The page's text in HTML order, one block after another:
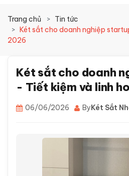
Trang chủ
Tin tức
Két sắt cho doanh nghiệp
2026
Két sắt cho doanh
- Tiết kiệm và linh
06/06/2026 ByKét Sắt